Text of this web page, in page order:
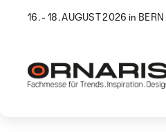
16. - 18. AUGUST 2026 in BERN